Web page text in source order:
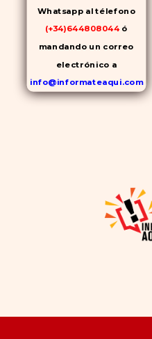
Whatsapp al télefono
(+34)644808044 ó
mandando un correo
electrónico a
info@informateaqui.com
Mientras que antes la
permitido la producción de
alternativas genéricas tanto